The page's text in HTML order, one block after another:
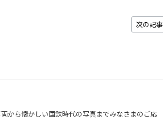
次の記事
から懐かしい国鉄時代の写真までみなさまのご応